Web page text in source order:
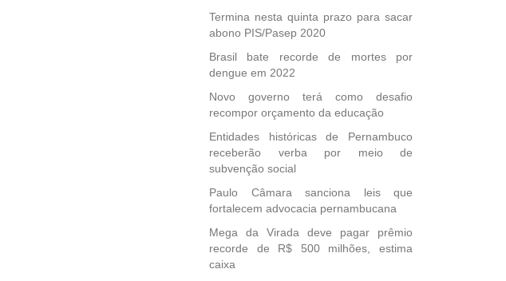
Termina nesta quinta prazo para sacar
abono PIS/Pasep 2020
Brasil bate recorde de mortes por
dengue em 2022
Novo governo terá como desafio
recompor orçamento da educação
Entidades históricas de Pernambuco
receberão verba por meio de
subvenção social
Paulo Câmara sanciona leis que
fortalecem advocacia pernambucana
Mega da Virada deve pagar prêmio
recorde de R$ 500 milhões, estima
caixa